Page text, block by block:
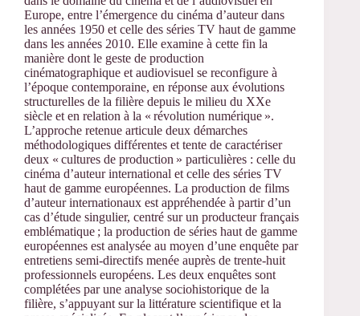
Europe, entre l’émergence du cinéma d’auteur dans
les années 1950 et celle des séries TV haut de gamme
dans les années 2010. Elle examine à cette fin la
manière dont le geste de production
cinématographique et audiovisuel se reconfigure à
l’époque contemporaine, en réponse aux évolutions
structurelles de la filière depuis le milieu du XXe
siècle et en relation à la « révolution numérique ».
L’approche retenue articule deux démarches
méthodologiques différentes et tente de caractériser
deux « cultures de production » particulières : celle du
cinéma d’auteur international et celle des séries TV
haut de gamme européennes. La production de films
d’auteur internationaux est appréhendée à partir d’un
cas d’étude singulier, centré sur un producteur français
emblématique ; la production de séries haut de gamme
européennes est analysée au moyen d’une enquête par
entretiens semi-directifs menée auprès de trente-huit
professionnels européens. Les deux enquêtes sont
complétées par une analyse sociohistorique de la
filière, s’appuyant sur la littérature scientifique et la